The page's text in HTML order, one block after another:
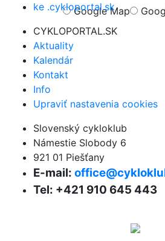
Google Map
ke .cykloportal.sk
CYKLOPORTAL.SK
Aktuality
Kalendár
Kontakt
Info
Upraviť nastavenia cookies
Slovenský cykloklub
Námestie Slobody 6
921 01 Piešťany
E-mail:
Tel: +421 910 645 443